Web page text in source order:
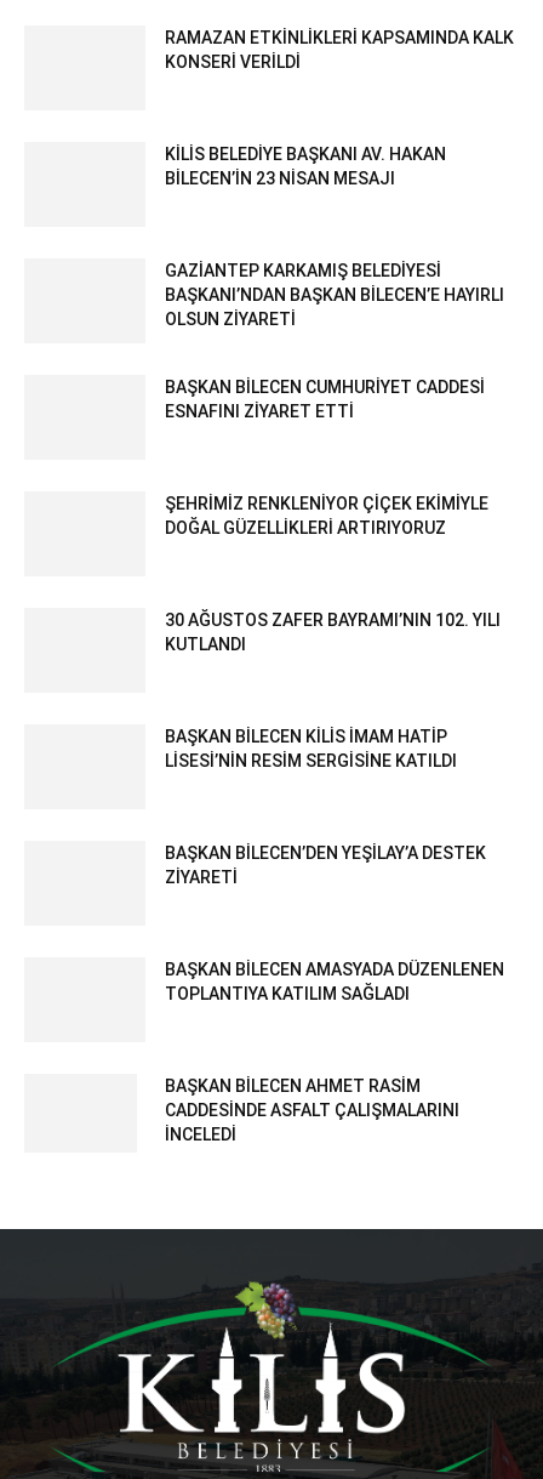
RAMAZAN ETKİNLİKLERİ KAPSAMINDA KALK
KONSERİ VERİLDİ
KİLİS BELEDİYE BAŞKANI AV. HAKAN
BİLECEN’İN 23 NİSAN MESAJI
GAZİANTEP KARKAMIŞ BELEDİYESİ
BAŞKANI’NDAN BAŞKAN BİLECEN’E HAYIRLI
OLSUN ZİYARETİ
BAŞKAN BİLECEN CUMHURİYET CADDESİ
ESNAFINI ZİYARET ETTİ
ŞEHRİMİZ RENKLENİYOR ÇİÇEK EKİMİYLE
DOĞAL GÜZELLİKLERİ ARTIRIYORUZ
30 AĞUSTOS ZAFER BAYRAMI’NIN 102. YILI
KUTLANDI
BAŞKAN BİLECEN KİLİS İMAM HATİP
LİSESİ’NİN RESİM SERGİSİNE KATILDI
BAŞKAN BİLECEN’DEN YEŞİLAY’A DESTEK
ZİYARETİ
BAŞKAN BİLECEN AMASYADA DÜZENLENEN
TOPLANTIYA KATILIM SAĞLADI
BAŞKAN BİLECEN AHMET RASİM
CADDESİNDE ASFALT ÇALIŞMALARINI
İNCELEDİ